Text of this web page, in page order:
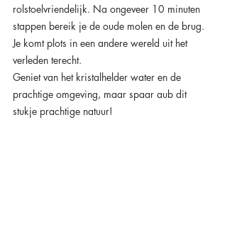
rolstoelvriendelijk. Na ongeveer 10 minuten
stappen bereik je de oude molen en de brug.
Je komt plots in een andere wereld uit het
verleden terecht.
Geniet van het kristalhelder water en de
prachtige omgeving, maar spaar aub dit
stukje prachtige natuur!